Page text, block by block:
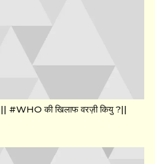
की खिलाफ वरज़ी कियु ?||